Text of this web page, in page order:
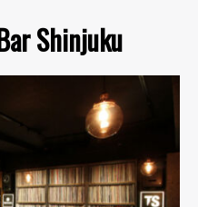
Shinjuku